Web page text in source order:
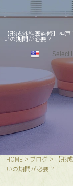
【形成外科医監修】神
いの期間が必要？
HOME > ブログ >
【形
いの期間が必要？